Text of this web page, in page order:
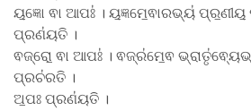
ୟ॒ଜ୍ଞୋ ଵା ଆପଃ॑ । ୟ॒ଜ୍ଞମେ॒ଵାରଭ୍ୟ॑
ପ୍ରଣ॑ୟତି ।
ଵଜ୍ରୋ॒ ଵା ଆପଃ॑ । ଵଜ୍ର॑ମେ॒ଵ
ପ୍ରଚ॑ରତି ।
ଅ॒ପଃ ପ୍ରଣ॑ୟତି ।